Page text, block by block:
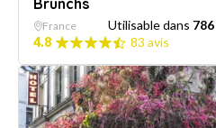
Brunchs
France Utilisable dans 786
4.8
83 avis